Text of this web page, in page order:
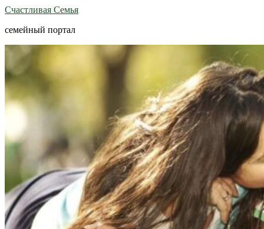
Счастливая Семья
семейный портал